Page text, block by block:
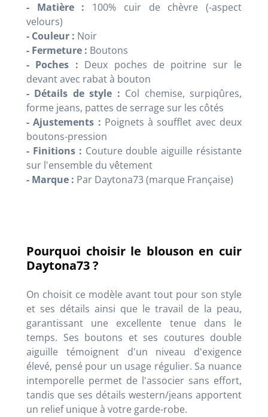
- Matière : 100% cuir de chèvre (-aspect
velours)
- Couleur : Noir
- Fermeture : Boutons
- Poches : Deux poches de poitrine sur le
devant avec rabat à bouton
- Détails de style : Col chemise, surpiqûres,
forme jeans, pattes de serrage sur les côtés
- Ajustements : Poignets à soufflet avec deux
boutons-pression
- Finitions : Couture double aiguille résistante
sur l'ensemble du vêtement
- Marque : Par Daytona73 (marque Française)
Pourquoi choisir le blouson en cuir
Daytona73 ?
On choisit ce modèle avant tout pour son style
et ses détails ainsi que le travail de la peau,
garantissant une excellente tenue dans le
temps. Ses boutons et ses coutures double
aiguille témoignent d'un niveau d'exigence
élevé, pensé pour un usage régulier. Sa nuance
intemporelle permet de l'associer sans effort,
tandis que ses détails western/jeans apportent
un relief unique à votre garde-robe.